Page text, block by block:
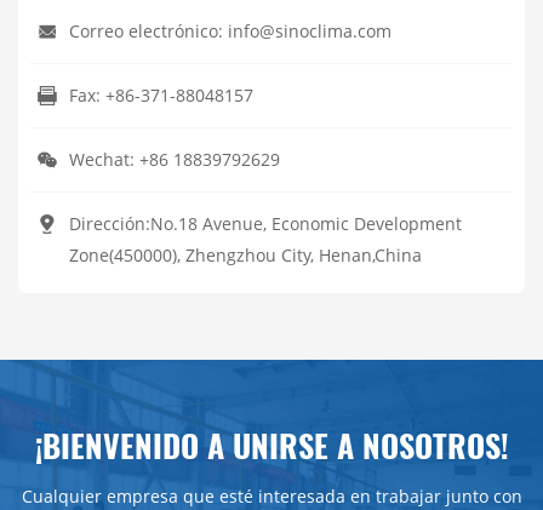
Correo electrónico: info@sinoclima.com
Fax: +86-371-88048157
Wechat: +86 18839792629
Dirección:No.18 Avenue, Economic Development
Zone(450000), Zhengzhou City, Henan,China
¡BIENVENIDO A UNIRSE A NOSOTROS!
Cualquier empresa que esté interesada en trabajar junto con